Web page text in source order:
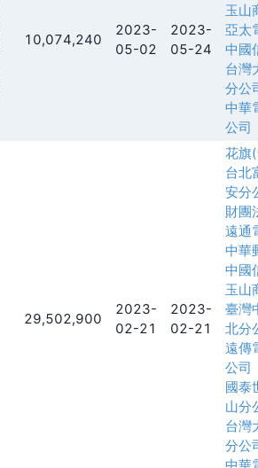
10,074,240
2023-
05-02
2023-
05-24
玉山
亞太
中國
台灣
分公
中華
公司
29,502,900
2023-
02-21
2023-
02-21
花旗
台北
安分
財團
遠通
中華
中國
玉山
臺灣
北分
遠傳
公司
國泰
山分
台灣
分公